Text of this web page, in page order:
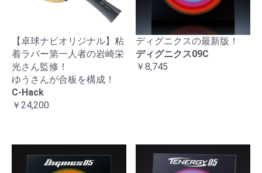
【卓球ナビオリジナル】粘
着ラバー第一人者の岩崎栄
光さん監修！
ゆうさんが合板を構成！
C-Hack
￥24,200
ディグニクスの最新版！
ディグニクス09C
￥8,745